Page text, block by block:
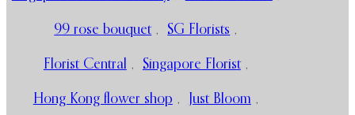
99 rose bouquet , SG Florists ,
Florist Central , Singapore Florist ,
Hong Kong flower shop , Just Bloom ,